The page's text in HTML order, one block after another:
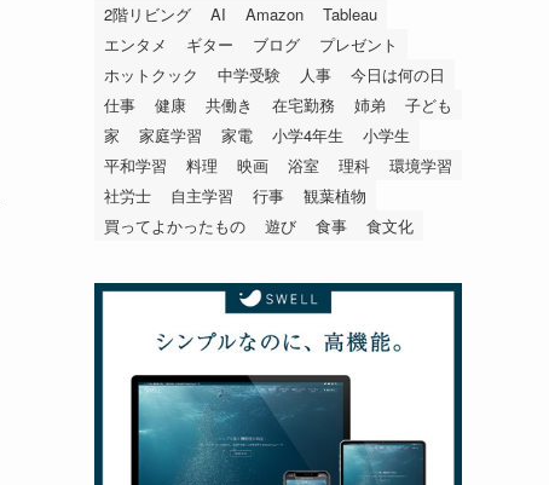
2階リビング AI Amazon
Tableau
エンタメ
ギター ブログ
プレゼント
ホットクック
中学受験 人事
今日は何の日
仕事
健康 共働き 在宅勤務 姉弟
子ども
家
家庭学習 家電 小学4年生
小学生
平和学習
料理 映画 浴室 理科
環境学習
社労士
自主学習 行事
観葉植物
買ってよかったもの
遊び 食事 食文化